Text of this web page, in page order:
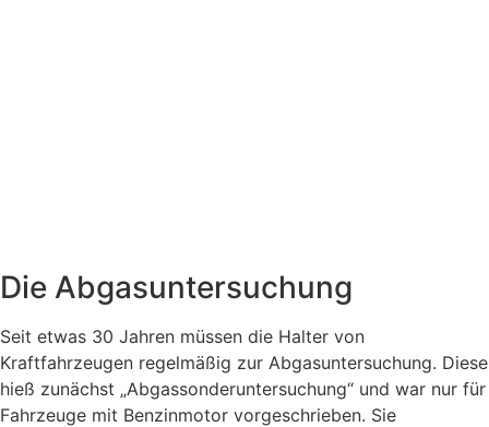
Die Abgasuntersuchung
Seit etwas 30 Jahren müssen die Halter von
Kraftfahrzeugen regelmäßig zur Abgasuntersuchung. Diese
hieß zunächst „Abgassonderuntersuchung“ und war nur für
Fahrzeuge mit Benzinmotor vorgeschrieben. Sie